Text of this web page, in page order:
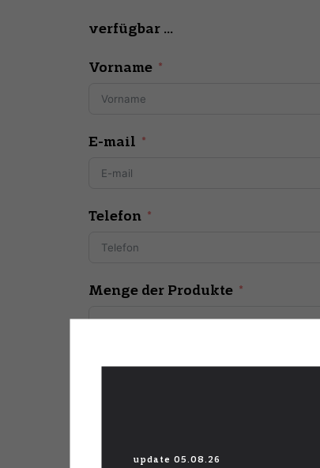
verfügbar …
Vorname
E-mail
Telefon
Menge der Produkte
Nachricht
update 05.08.26